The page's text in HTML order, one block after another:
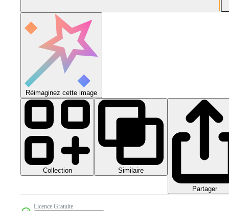
Réimaginez cette image
Collection Similaire
Partager
Licence Gratuite